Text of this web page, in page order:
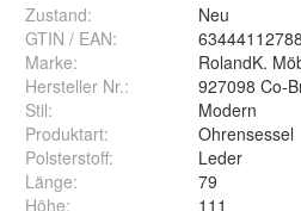
Zustand:
Neu
GTIN / EAN:
Marke:
RolandK.
Hersteller Nr.:
927098 Co-
Stil:
Modern
Produktart:
Ohrensessel
Polsterstoff:
Leder
Länge:
79
Höhe:
111